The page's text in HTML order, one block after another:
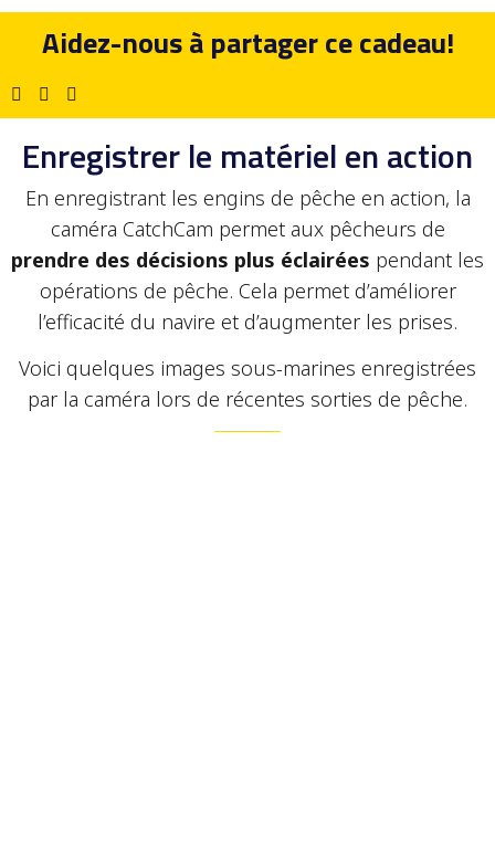
Aidez-nous à partager ce cadeau!
Enregistrer le matériel en action
En enregistrant les engins de pêche en action, la
caméra CatchCam permet aux pêcheurs de
prendre des décisions plus éclairées pendant les
opérations de pêche. Cela permet d’améliorer
l’efficacité du navire et d’augmenter les prises.
Voici quelques images sous-marines enregistrées
par la caméra lors de récentes sorties de pêche.